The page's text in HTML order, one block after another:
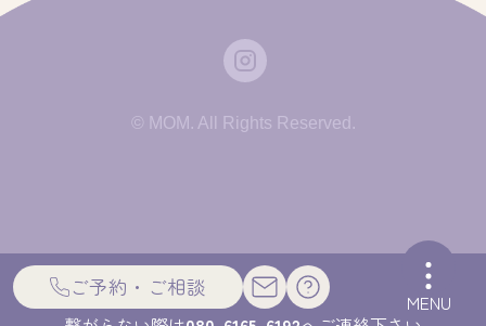
ご予約・ご相談
MENU
© MOM. All Rights Reserved.